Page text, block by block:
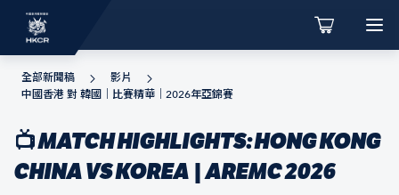
全部新聞稿
影片
中國香港 對 韓國｜比賽精華｜2026年亞錦賽
📺 MATCH HIGHLIGHTS: HONG KONG
CHINA VS KOREA | AREMC 2026